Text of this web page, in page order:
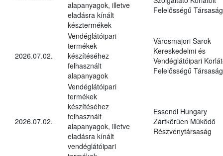
alapanyagok, illetve
eladásra kínált
késztermékek
Felelősségű Társaság
2026.07.02.
Vendéglátóipari
termékek
készítéséhez
felhasznált
alapanyagok
Városmajori Sarok
Kereskedelmi és
Vendéglátóipari
Felelősségű Társaság
2026.07.02.
Vendéglátóipari
termékek
készítéséhez
felhasznált
alapanyagok, illetve
eladásra kínált
vendéglátóipari
Essendi Hungary
Zártkörűen Működő
Részvénytársaság